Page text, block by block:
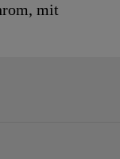
mit